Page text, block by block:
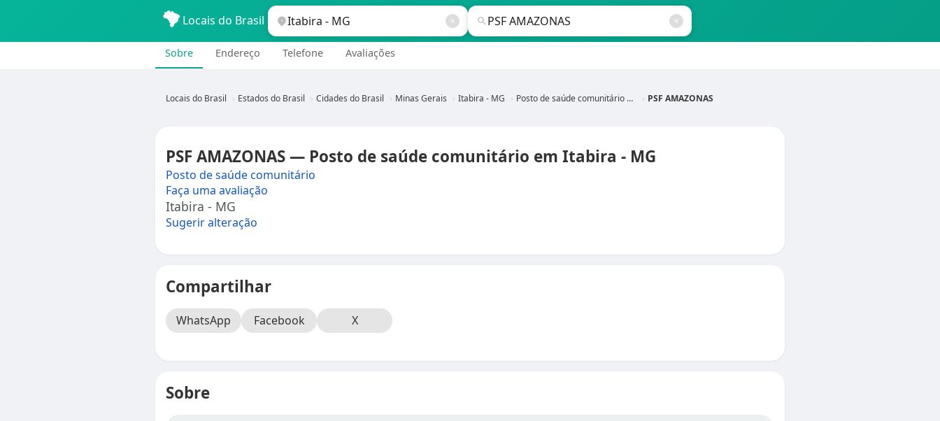
Locais do Brasil
Sobre Endereço Telefone Avaliações
Locais do Brasil Estados do Brasil Cidades do Brasil Minas Gerais Itabira - MG Posto de saúde comunitário em Itabira - MG PSF AMAZONAS
PSF AMAZONAS — Posto de saúde comunitário em Itabira - MG
Posto de saúde comunitário
Faça uma avaliação
Itabira - MG
Sugerir alteração
Compartilhar
WhatsApp Facebook X
Sobre